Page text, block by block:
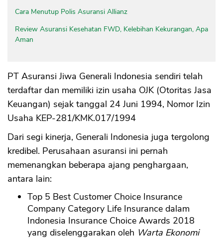
Cara Menutup Polis Asuransi Allianz
Review Asuransi Kesehatan FWD, Kelebihan Kekurangan, Apa
Aman
PT Asuransi Jiwa Generali Indonesia sendiri telah
terdaftar dan memiliki izin usaha OJK (Otoritas Jasa
Keuangan) sejak tanggal 24 Juni 1994, Nomor Izin
Usaha KEP-281/KMK.017/1994
Dari segi kinerja, Generali Indonesia juga tergolong
kredibel. Perusahaan asuransi ini pernah
memenangkan beberapa ajang penghargaan,
antara lain:
Top 5 Best Customer Choice Insurance
Company Category Life Insurance dalam
Indonesia Insurance Choice Awards 2018
yang diselenggarakan oleh Warta Ekonomi